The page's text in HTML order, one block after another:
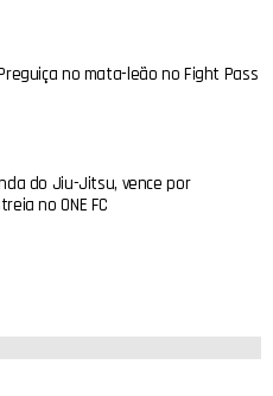
no mata-leão no Fight Pass
do Jiu-Jitsu, vence por
no ONE FC